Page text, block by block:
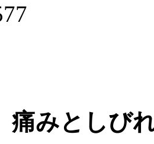
痛みとしび